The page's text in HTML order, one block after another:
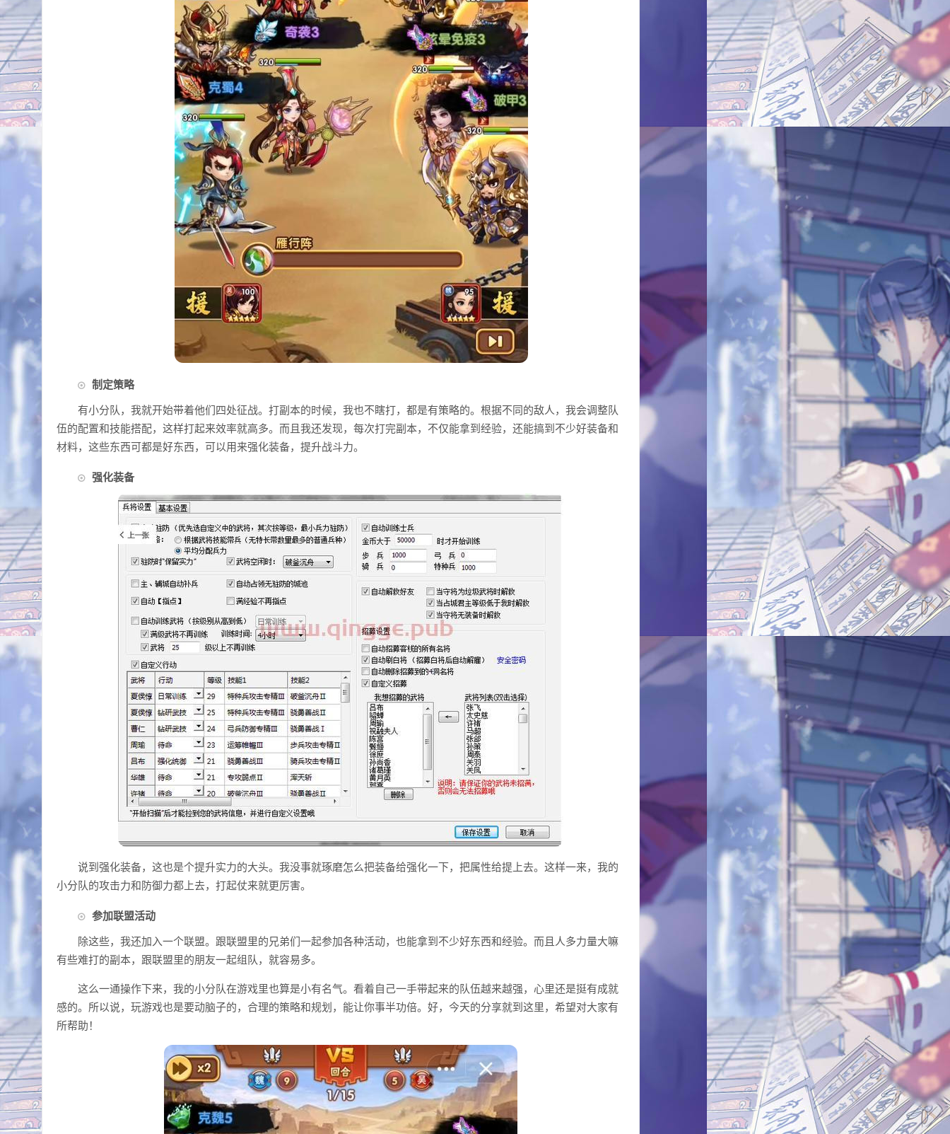
制定策略
有小分队，我就开始带着他们四处征战。打副本的时候，我也不瞎打，都是有策略的。根据不同的敌人，我会调整队
伍的配置和技能搭配，这样打起来效率就高多。而且我还发现，每次打完副本，不仅能拿到经验，还能搞到不少好装备和
材料，这些东西可都是好东西，可以用来强化装备，提升战斗力。
强化装备
说到强化装备，这也是个提升实力的大头。我没事就琢磨怎么把装备给强化一下，把属性给提上去。这样一来，我的
小分队的攻击力和防御力都上去，打起仗来就更厉害。
参加联盟活动
除这些，我还加入一个联盟。跟联盟里的兄弟们一起参加各种活动，也能拿到不少好东西和经验。而且人多力量大嘛
有些难打的副本，跟联盟里的朋友一起组队，就容易多。
这么一通操作下来，我的小分队在游戏里也算是小有名气。看着自己一手带起来的队伍越来越强，心里还是挺有成就
感的。所以说，玩游戏也是要动脑子的，合理的策略和规划，能让你事半功倍。好，今天的分享就到这里，希望对大家有
所帮助！